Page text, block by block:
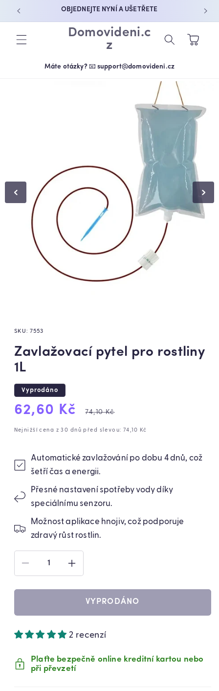
PŘEJÍT K
OBJEDNEJTE NYNÍ A UŠETŘETE
Domovideni.c
z
Košík
Máte otázky? 📧 support@domovideni.cz
SKU:7553
Zavlažovací pytel pro rostliny
1L
Vyprodáno
Výprodejová
cena
62,60 Kč
Běžná
cena
74,10 Kč
Nejnižší cena z 30 dnů před slevou: 74,10 Kč
Automatické zavlažování po dobu 4 dnů, což
šetří čas a energii.
Přesné nastavení spotřeby vody díky
speciálnímu senzoru.
Možnost aplikace hnojiv, což podporuje
zdravý růst rostlin.
SNÍŽIT
MNOŽSTVÍ
PRODUKTU
ZAVLAŽOVACÍ
PRO
1L
ZVÝŠIT
MNOŽSTVÍ
PRODUKTU
ZAVLAŽOVACÍ
PYTEL
PRO
1L
VYPRODÁNO
2 recenzí
Plaťte bezpečně online kreditní kartou nebo
při převzetí